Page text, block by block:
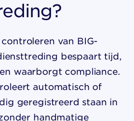
van BIG-
bespaart tijd,
waarborgt compliance.
automatisch of
geregistreerd staan in
handmatige